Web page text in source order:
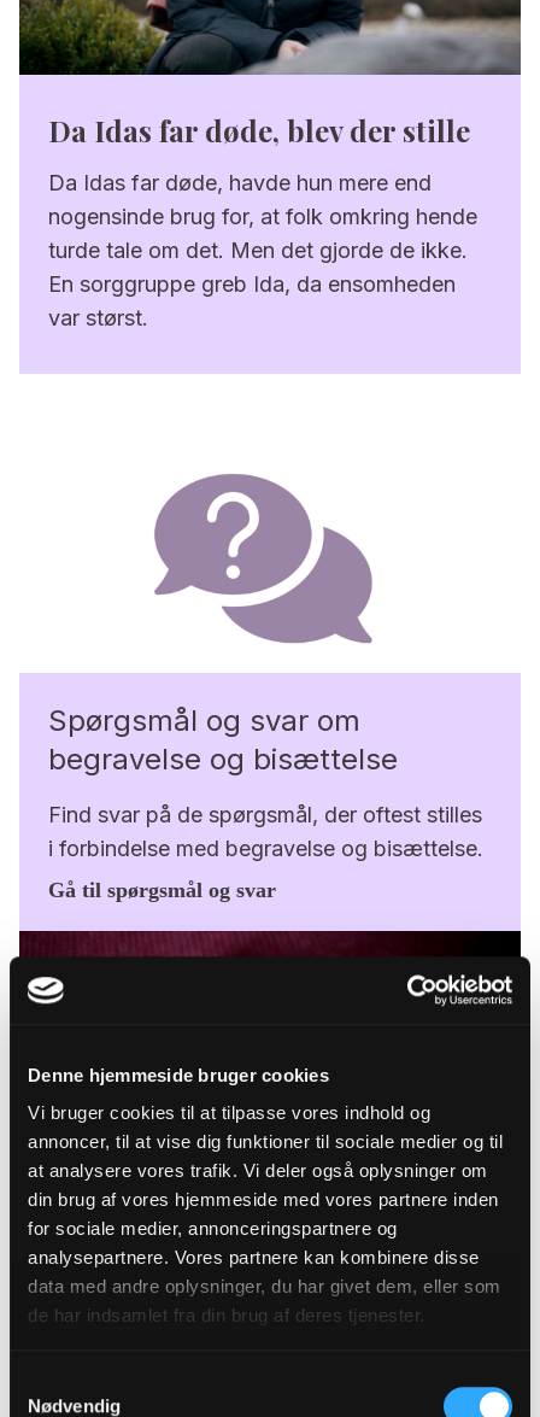
Denne hjemmeside bruger cookies
Vi bruger cookies til at tilpasse vores indhold og
annoncer, til at vise dig funktioner til sociale medier og til
at analysere vores trafik. Vi deler også oplysninger om
din brug af vores hjemmeside med vores partnere inden
for sociale medier, annonceringspartnere og
analysepartnere. Vores partnere kan kombinere disse
data med andre oplysninger, du har givet dem, eller som
de har indsamlet fra din brug af deres tjenester.
Nødvendig
Da Idas far døde, blev der stille
Da Idas far døde, havde hun mere end
nogensinde brug for, at folk omkring hende
turde tale om det. Men det gjorde de ikke.
En sorggruppe greb Ida, da ensomheden
var størst.
Spørgsmål og svar om
begravelse og bisættelse
Find svar på de spørgsmål, der oftest stilles
i forbindelse med begravelse og bisættelse.
Gå til spørgsmål og svar
Salmer til begravelse og
bisættelse
Find inspiration til hvilke salmer, der skal
Lyt til salmer